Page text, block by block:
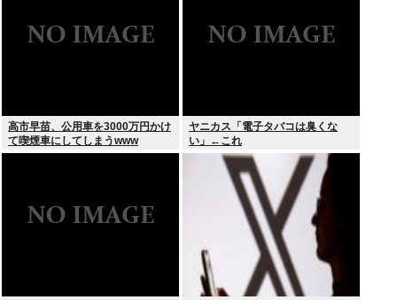
高市早苗、公用車を3000万円かけ
て喫煙車にしてしまうwww
ヤニカス「電子タバコは臭くな
い」←これ